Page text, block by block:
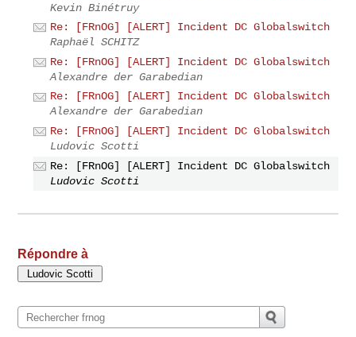
Kevin Binétruy
Re: [FRnOG] [ALERT] Incident DC Globalswitch
Raphaël SCHITZ
Re: [FRnOG] [ALERT] Incident DC Globalswitch
Alexandre der Garabedian
Re: [FRnOG] [ALERT] Incident DC Globalswitch
Alexandre der Garabedian
Re: [FRnOG] [ALERT] Incident DC Globalswitch
Ludovic Scotti
Re: [FRnOG] [ALERT] Incident DC Globalswitch
Ludovic Scotti
Répondre à